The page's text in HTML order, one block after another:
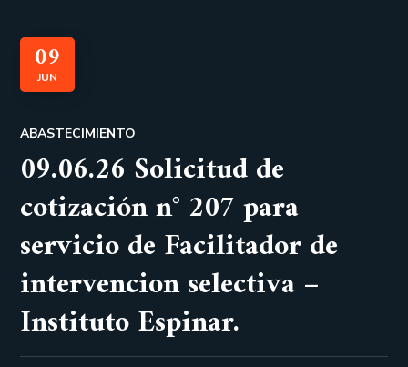
09
JUN
ABASTECIMIENTO
09.06.26 Solicitud de
cotización n° 207 para
servicio de Facilitador de
intervencion selectiva –
Instituto Espinar.